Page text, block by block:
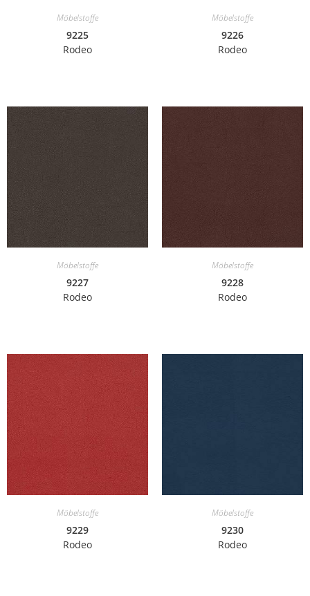
Möbelstoffe
9225
Rodeo
Möbelstoffe
9226
Rodeo
Möbelstoffe
9227
Rodeo
Möbelstoffe
9228
Rodeo
Möbelstoffe
9229
Rodeo
Möbelstoffe
9230
Rodeo